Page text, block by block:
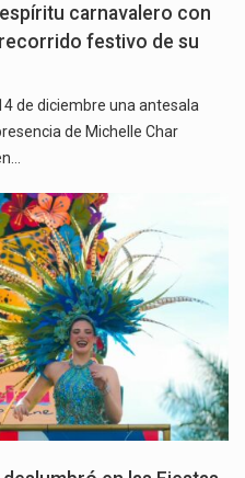
carnavalero con
festivo de su
de diciembre una antesala
de Michelle Char